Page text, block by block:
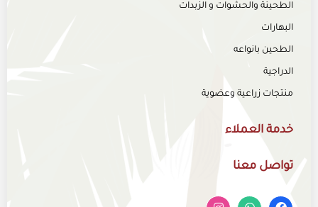
الطحينة والحشوات و الزبدات
البهارات
الطحين بانواعه
الدراجية
منتجات زراعية وعضوية
خدمة العملاء
تواصل معنا